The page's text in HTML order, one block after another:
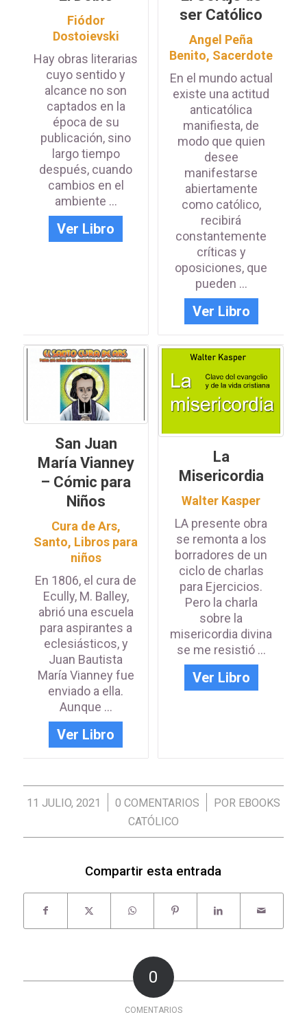
Fiódor
Dostoievski
Hay obras literarias
cuyo sentido y
alcance no son
captados en la
época de su
publicación, sino
largo tiempo
después, cuando
cambios en el
ambiente ...
Ver Libro
ser Católico
Angel Peña
Benito, Sacerdote
En el mundo actual
existe una actitud
anticatólica
manifiesta, de
modo que quien
desee
manifestarse
abiertamente
como católico,
recibirá
constantemente
críticas y
oposiciones, que
pueden ...
Ver Libro
San Juan
María Vianney
– Cómic para
Niños
Cura de Ars,
Santo, Libros para
niños
En 1806, el cura de
Ecully, M. Balley,
abrió una escuela
para aspirantes a
eclesiásticos, y
Juan Bautista
María Vianney fue
enviado a ella.
Aunque ...
Ver Libro
La
Misericordia
Walter Kasper
LA presente obra
se remonta a los
borradores de un
ciclo de charlas
para Ejercicios.
Pero la charla
sobre la
misericordia divina
se me resistió ...
Ver Libro
11 JULIO, 2021
/ 0 COMENTARIOS
/ POR EBOOKS
CATÓLICO
Compartir esta entrada
0
COMENTARIOS